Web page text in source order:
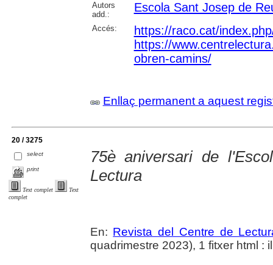
Autors
add.:
Escola Sant Josep de
Accés:
https://raco.cat/
https://
obren-camins/
Enllaç permanent a aquest
20 / 3275
select
print
Text complet
Text
complet
75è aniversari de
Lectura
En: Revista del Centre de
quadrimestre 2023), 1 fitxer html : il